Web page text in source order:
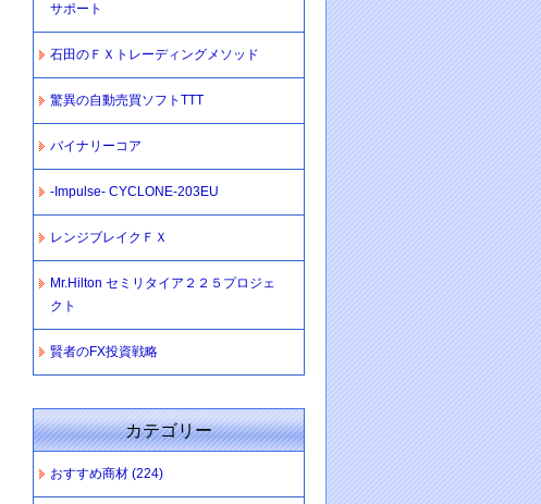
サポート
石田のＦＸトレーディングメソッド
驚異の自動売買ソフトTTT
バイナリーコア
-Impulse- CYCLONE-203EU
レンジブレイクＦＸ
Mr.Hilton セミリタイア２２５プロジェ
クト
賢者のFX投資戦略
カテゴリー
おすすめ商材 (224)